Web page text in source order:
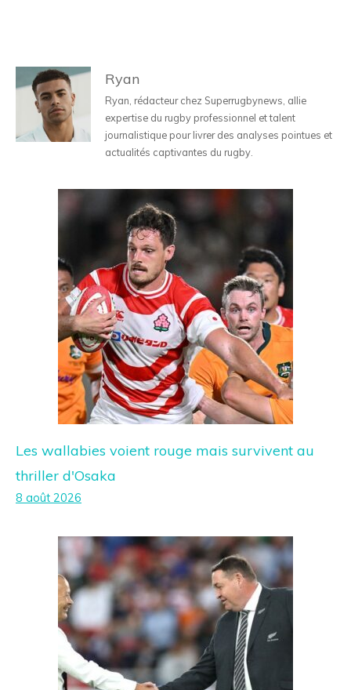
Ryan
Ryan, rédacteur chez Superrugbynews, allie
expertise du rugby professionnel et talent
journalistique pour livrer des analyses pointues et
actualités captivantes du rugby.
Les wallabies voient rouge mais survivent au
thriller d'Osaka
8 août 2026